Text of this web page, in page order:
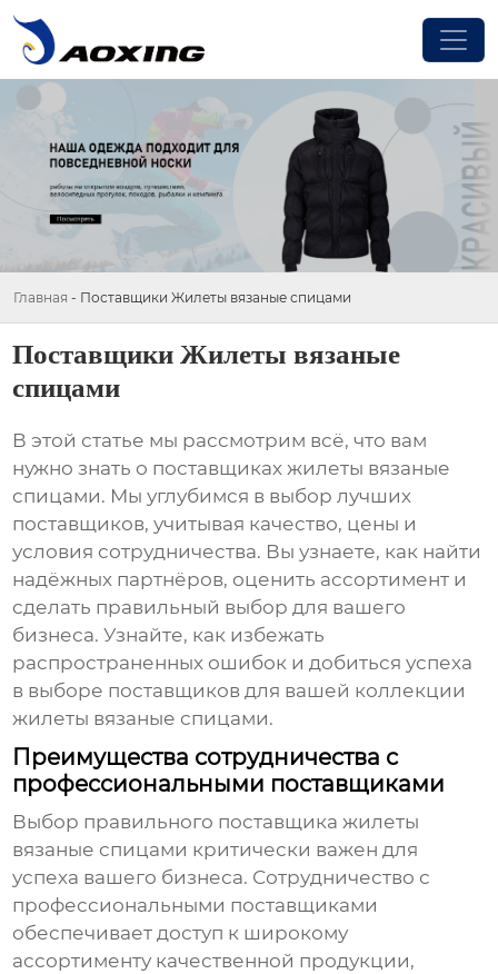
Главная - Поставщики Жилеты вязаные спицами
Поставщики Жилеты вязаные
спицами
В этой статье мы рассмотрим всё, что вам
нужно знать о поставщикахжилеты вязаные
спицами. Мы углубимся в выбор лучших
поставщиков, учитывая качество, цены и
условия сотрудничества. Вы узнаете, как найти
надёжных партнёров, оценить ассортимент и
сделать правильный выбор для вашего
бизнеса. Узнайте, как избежать
распространенных ошибок и добиться успеха
в выборе поставщиков для вашей коллекции
жилеты вязаные спицами.
Преимущества сотрудничества с
профессиональными поставщиками
Выбор правильного поставщикажилеты
вязаные спицами критически важен для
успеха вашего бизнеса. Сотрудничество с
профессиональными поставщиками
обеспечивает доступ к широкому
ассортименту качественной продукции,